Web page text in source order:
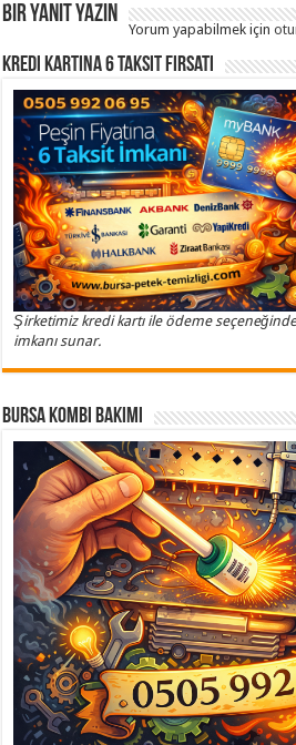
Bir yanıt yazın
Yorum yapabilmek için
Kredi Kartına 6 Taksit Fırsatı
Şirketimiz kredi kartı ile ödeme
imkanı sunar.
Bursa Kombi Bakımı